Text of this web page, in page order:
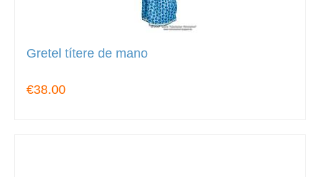
Gretel títere de mano
€38.00